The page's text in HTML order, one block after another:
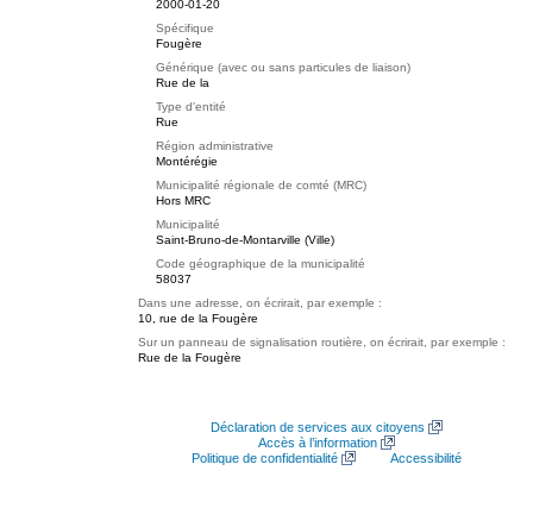
2000-01-20
Spécifique
Fougère
Générique (avec ou sans particules de liaison)
Rue de la
Type d'entité
Rue
Région administrative
Montérégie
Municipalité régionale de comté (MRC)
Hors MRC
Municipalité
Saint-Bruno-de-Montarville (Ville)
Code géographique de la municipalité
58037
Dans une adresse, on écrirait, par exemple :
10, rue de la Fougère
Sur un panneau de signalisation routière, on écrirait, par exemple :
Rue de la Fougère
Déclaration de services aux citoyens
Accès à l’information
Politique de confidentialité
Accessibilité